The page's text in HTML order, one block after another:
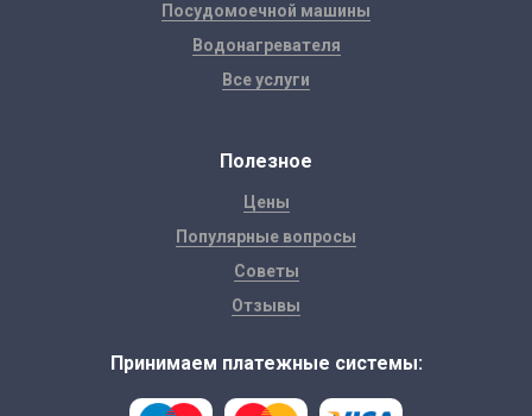
Посудомоечной машины
Водонагревателя
Все услуги
Полезное
Цены
Популярные вопросы
Советы
Отзывы
Принимаем платежные системы: